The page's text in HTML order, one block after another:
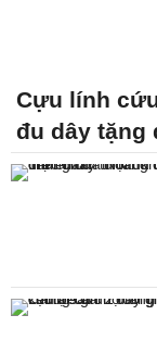
Cựu lính
đu dây tặng